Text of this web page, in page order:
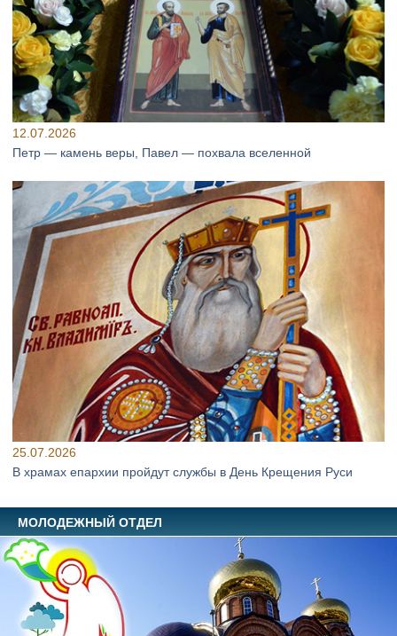
12.07.2026
Петр — камень веры, Павел — похвала вселенной
25.07.2026
В храмах епархии пройдут службы в День Крещения Руси
МОЛОДЕЖНЫЙ ОТДЕЛ